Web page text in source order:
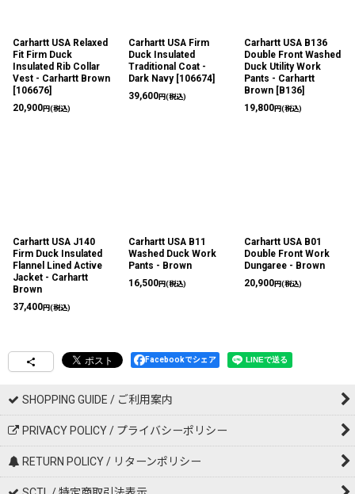
Carhartt USA Relaxed
Fit Firm Duck
Insulated Rib Collar
Vest - Carhartt Brown
[106676]
20,900円(税込)
Carhartt USA Firm
Duck Insulated
Traditional Coat -
Dark Navy [106674]
39,600円(税込)
Carhartt USA B136
Double Front Washed
Duck Utility Work
Pants - Carhartt
Brown [B136]
19,800円(税込)
Carhartt USA J140
Firm Duck Insulated
Flannel Lined Active
Jacket - Carhartt
Brown
37,400円(税込)
Carhartt USA B11
Washed Duck Work
Pants - Brown
16,500円(税込)
Carhartt USA B01
Double Front Work
Dungaree - Brown
20,900円(税込)
Facebookでシェア
SHOPPING GUIDE / ご利用案内
PRIVACY POLICY / プライバシーポリシー
RETURN POLICY / リターンポリシー